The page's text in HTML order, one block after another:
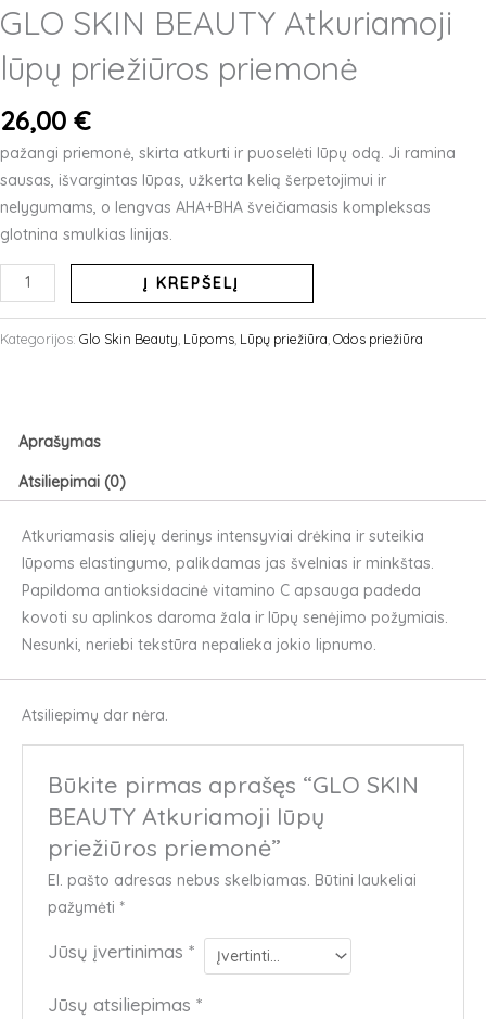
GLO SKIN BEAUTY Atkuriamoji
lūpų priežiūros priemonė
26,00 €
pažangi priemonė, skirta atkurti ir puoselėti lūpų odą. Ji ramina
sausas, išvargintas lūpas, užkerta kelią šerpetojimui ir
nelygumams, o lengvas AHA+BHA šveičiamasis kompleksas
glotnina smulkias linijas.
produkto
kiekis:
GLO
lūpų
priemonė
Į KREPŠELĮ
Kategorijos: Glo Skin Beauty Lūpoms Lūpų priežiūra Odos priežiūra
Aprašymas
Atsiliepimai (0)
Atkuriamasis aliejų derinys intensyviai drėkina ir suteikia
lūpoms elastingumo, palikdamas jas švelnias ir minkštas.
Papildoma antioksidacinė vitamino C apsauga padeda
kovoti su aplinkos daroma žala ir lūpų senėjimo požymiais.
Nesunki, neriebi tekstūra nepalieka jokio lipnumo.
Atsiliepimų dar nėra.
Būkite pirmas aprašęs “GLO SKIN
BEAUTY Atkuriamoji lūpų
priežiūros priemonė”
El. pašto adresas nebus skelbiamas. Būtini laukeliai
pažymėti *
Jūsų įvertinimas*
Jūsų atsiliepimas*